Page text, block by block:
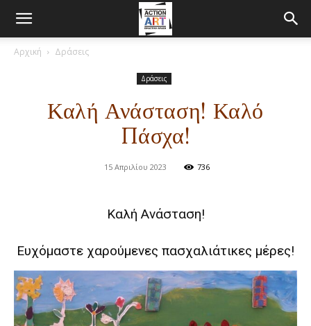
Αρχική Δράσεις
Δράσεις
Καλή Ανάσταση! Καλό
Πάσχα!
15 Απριλίου 2023 736
Καλή Ανάσταση!
Ευχόμαστε χαρούμενες πασχαλιάτικες μέρες!